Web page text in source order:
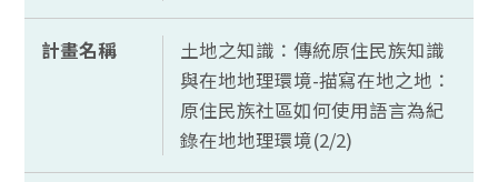
計畫名稱
土地之知識：傳統原住民族知識
與在地地理環境-描寫在地之地：
原住民族社區如何使用語言為紀
錄在地地理環境(2/2)